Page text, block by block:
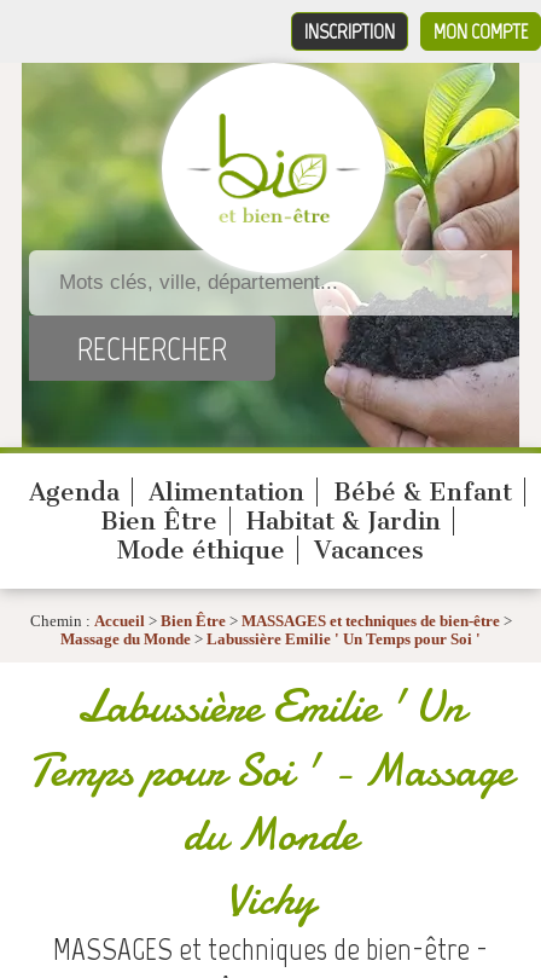
MON COMPTE
INSCRIPTION
Agenda Alimentation
Bébé & Enfant
Bien Être
Habitat & Jardin
Mode éthique
Vacances
Chemin : Accueil> Bien Être> MASSAGES et techniques de bien-être>
Massage du Monde > Labussière Emilie ' Un Temps pour Soi '
Labussière Emilie ' Un
Temps pour Soi '- Massage
du Monde
Vichy
MASSAGES et techniques de bien-être -